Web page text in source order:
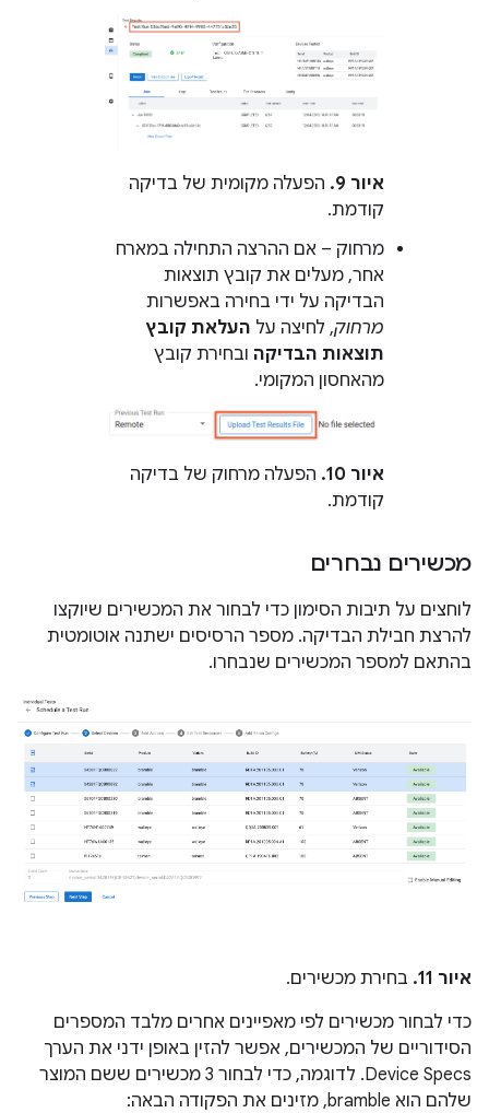
איור 9.
הפעלה מקומית של בדיקה
קודמת.
מרחוק – אם ההרצה התחילה במארח
אחר, מעלים את קובץ תוצאות
הבדיקה על ידי בחירה באפשרות
מרחוק, לחיצה על העלאת קובץ
תוצאות הבדיקה ובחירת קובץ
מהאחסון המקומי.
איור 10.
הפעלה מרחוק של בדיקה
קודמת.
מכשירים נבחרים
לוחצים על תיבות הסימון כדי לבחור את המכשירים שיוקצו
להרצת חבילת הבדיקה. מספר הרסיסים ישתנה אוטומטית
בהתאם למספר המכשירים שנבחרו.
איור 11.
בחירת מכשירים.
כדי לבחור מכשירים לפי מאפיינים אחרים מלבד המספרים
הסידוריים של המכשירים, אפשר להזין באופן ידני את הערך
Device Specs. לדוגמה, כדי לבחור 3 מכשירים ששם המוצר
שלהם הוא bramble, מזינים את הפקודה הבאה: